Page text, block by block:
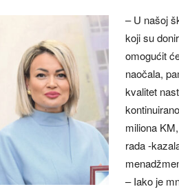
– U našoj
koji su
omogućit
naočala,
kvalitet
miliona
rada -
– Iako je